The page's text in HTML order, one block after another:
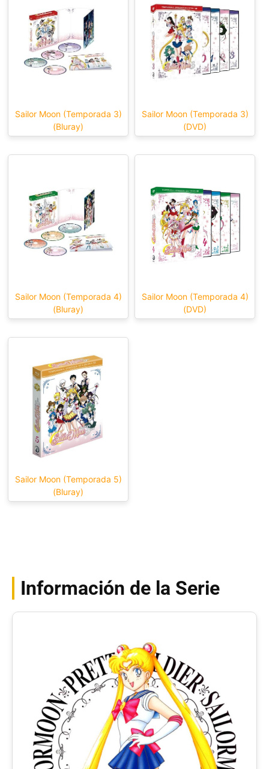
Sailor Moon (Temporada 3)
(Bluray)
Sailor Moon (Temporada 3)
(DVD)
Sailor Moon (Temporada 4)
(Bluray)
Sailor Moon (Temporada 4)
(DVD)
Sailor Moon (Temporada 5)
(Bluray)
Información de la Serie